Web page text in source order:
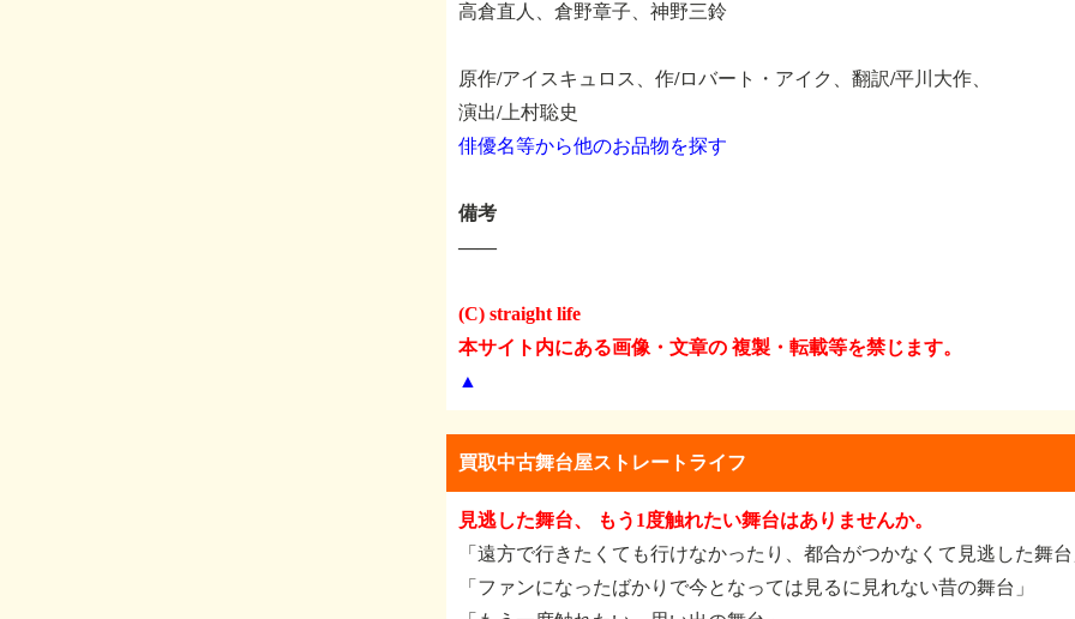
高倉直人、倉野章子、神野三鈴
原作/アイスキュロス、作/ロバート・アイク、翻訳/平川大作、
演出/上村聡史
俳優名等から他のお品物を探す
備考
――
(C) straight life
本サイト内にある画像・文章の 複製・転載等を禁じます。
▲
買取中古舞台屋ストレートライフ
見逃した舞台、 もう1度触れたい舞台はありませんか。
「遠方で行きたくても行けなかったり、都合がつかなくて見逃した舞
「ファンになったばかりで今となっては見るに見れない昔の舞台」